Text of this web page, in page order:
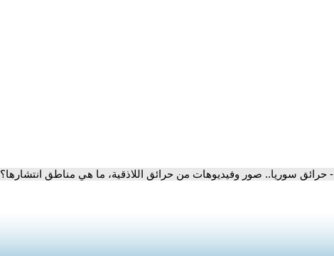
- حرائق سوريا.. صور وفيديوهات من حرائق اللاذقية، ما هي مناطق انتشارها؟